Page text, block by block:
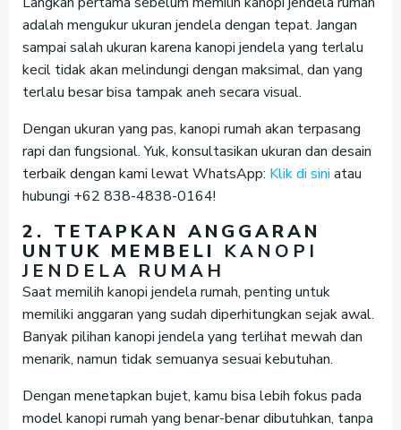
adalah mengukur ukuran jendela dengan tepat. Jangan
sampai salah ukuran karena kanopi jendela yang terlalu
kecil tidak akan melindungi dengan maksimal, dan yang
terlalu besar bisa tampak aneh secara visual.
Dengan ukuran yang pas, kanopi rumah akan terpasang
rapi dan fungsional. Yuk, konsultasikan ukuran dan desain
terbaik dengan kami lewat WhatsApp: Klik di sini atau
hubungi +62 838-4838-0164!
2. TETAPKAN ANGGARAN
UNTUK MEMBELI KANOPI
JENDELA RUMAH
Saat memilih kanopi jendela rumah, penting untuk
memiliki anggaran yang sudah diperhitungkan sejak awal.
Banyak pilihan kanopi jendela yang terlihat mewah dan
menarik, namun tidak semuanya sesuai kebutuhan.
Dengan menetapkan bujet, kamu bisa lebih fokus pada
model kanopi rumah yang benar-benar dibutuhkan, tanpa